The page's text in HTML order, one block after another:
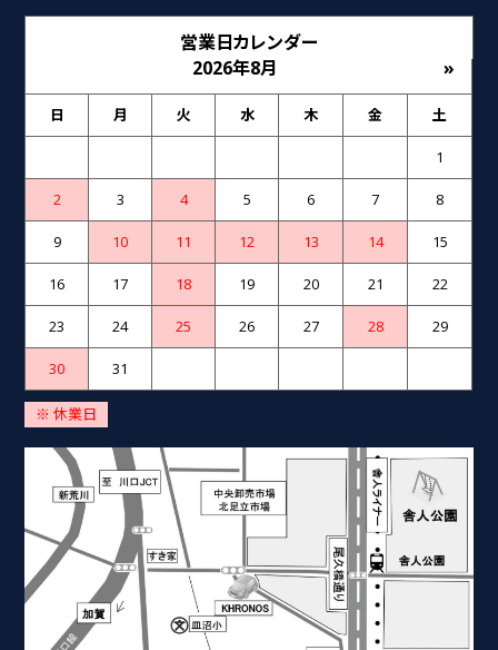
営業日カレンダー
2026年8月
»
日 月 火 水 木 金 土
1
2 3 4 5 6 7 8
9 10 11 12 13 14 15
16 17 18 19 20 21 22
23 24 25 26 27 28 29
30 31
※ 休業日